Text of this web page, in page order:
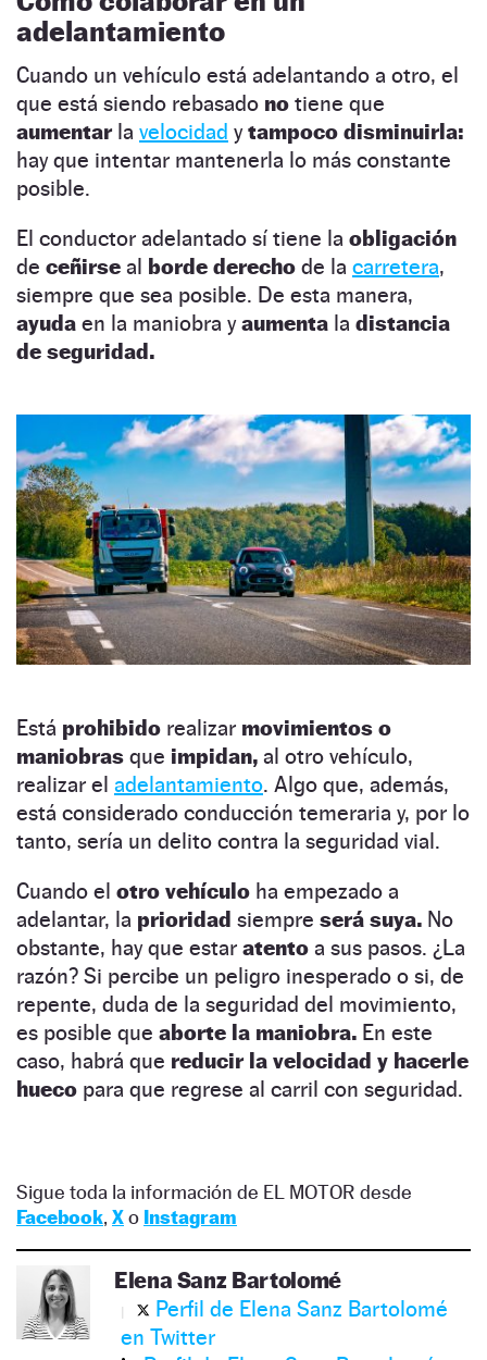
adelantamiento
Cuando un vehículo está adelantando a otro, el
que está siendo rebasado no tiene que
aumentar la velocidad ytampoco disminuirla:
hay que intentar mantenerla lo más constante
posible.
El conductor adelantado sí tiene la obligación
de ceñirse al borde derecho de la carretera,
siempre que sea posible. De esta manera,
ayuda en la maniobra yaumenta la distancia
de seguridad.
Está prohibido realizar movimientos o
maniobras que impidan, al otro vehículo,
realizar el adelantamiento. Algo que, además,
está considerado conducción temeraria y, por lo
tanto, sería un delito contra la seguridad vial.
Cuando el otro vehículo ha empezado a
adelantar, la prioridad siempre será suya. No
obstante, hay que estar atento a sus pasos. ¿La
razón? Si percibe un peligro inesperado o si, de
repente, duda de la seguridad del movimiento,
es posible que aborte la maniobra. En este
caso, habrá que reducir la velocidad y hacerle
hueco para que regrese al carril con seguridad.
Sigue toda la información de EL MOTOR desde
Facebook, Xo Instagram
Elena Sanz Bartolomé
Perfil de Elena Sanz Bartolomé
en Twitter